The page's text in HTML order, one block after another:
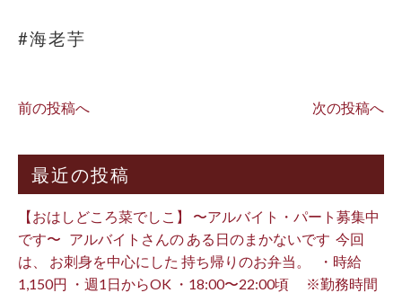
#海老芋
前の投稿へ 次の投稿へ
最近の投稿
【おはしどころ菜でしこ】 〜アルバイト・パート募集中
です〜 ⁡ ⁡ アルバイトさんの ある日のまかないです ⁡ 今回
は、 お刺身を中心にした 持ち帰りのお弁当。 ⁡ ⁡ ・時給
1,150円 ・週1日からOK ・18:00〜22:00頃 ※勤務時間